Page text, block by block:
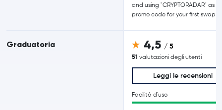
Graduatoria
and using "CRYPTORADAR" as
promo code for your first swap
4,5 / 5
51valutazioni degli utenti
Leggi le recensioni
Facilità d'uso